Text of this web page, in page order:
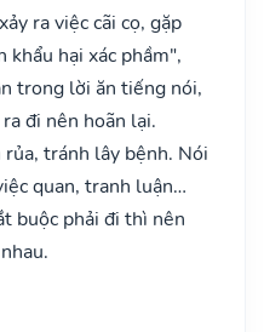
ra việc cãi cọ, gặp
khẩu hại xác phầm",
trong lời ăn tiếng nói,
đi nên hoãn lại.
tránh lây bệnh. Nói
quan, tranh luận…
buộc phải đi thì nên